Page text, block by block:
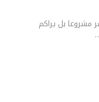
مشروعا بل يراكم